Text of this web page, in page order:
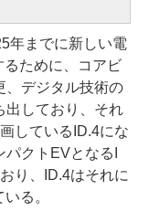
年までに新しい電
ために、コアビ
、デジタル技術の
出しており、それ
しているID.4にな
クトEVとなるI
り、ID.4はそれに
る。